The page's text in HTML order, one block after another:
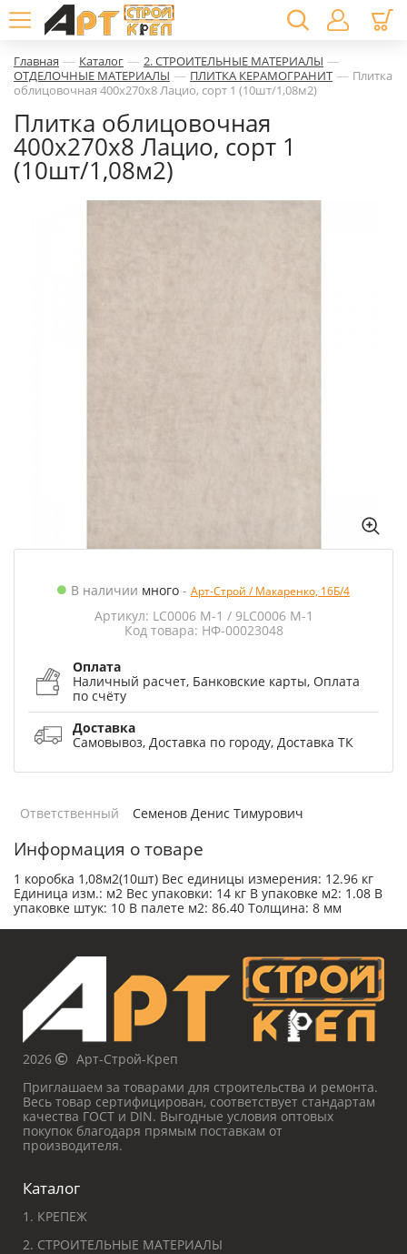
Главная — Каталог — 2. СТРОИТЕЛЬНЫЕ МАТЕРИАЛЫ —
ОТДЕЛОЧНЫЕ МАТЕРИАЛЫ — ПЛИТКА КЕРАМОГРАНИТ — Плитка
облицовочная 400х270х8 Лацио, сорт 1 (10шт/1,08м2)
Плитка облицовочная
400х270х8 Лацио, сорт 1
(10шт/1,08м2)
В наличии много - Арт-Строй / Макаренко, 16Б/4
Артикул: LC0006 M-1 / 9LC0006 M-1
Код товара: НФ-00023048
Оплата
Наличный расчет, Банковские карты, Оплата
по счёту
Доставка
Самовывоз, Доставка по городу, Доставка ТК
Ответственный Семенов Денис Тимурович
Информация о товаре
1 коробка 1,08м2(10шт) Вес единицы измерения: 12.96 кг
Единица изм.: м2 Вес упаковки: 14 кг В упаковке м2: 1.08 В
упаковке штук: 10 В палете м2: 86.40 Толщина: 8 мм
2026
Арт-Строй-Креп
Приглашаем за товарами для строительства и ремонта.
Весь товар сертифицирован, соответствует стандартам
качества ГОСТ и DIN. Выгодные условия оптовых
покупок благодаря прямым поставкам от
производителя.
Каталог
1. КРЕПЕЖ
2. СТРОИТЕЛЬНЫЕ МАТЕРИАЛЫ